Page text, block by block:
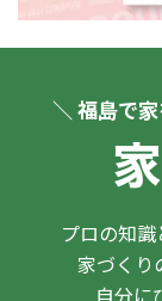
＼ 福島で
プロの知
家づくり
自分に